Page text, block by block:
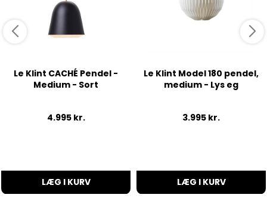
Le Klint CACHÉ Pendel -
Medium - Sort
4.995 kr.
LÆG I KURV
Le Klint Model 180 pendel,
medium - Lys eg
3.995 kr.
LÆG I KURV